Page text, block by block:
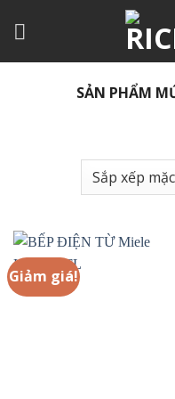
đến
SẢN PHẨM
Giảm giá!